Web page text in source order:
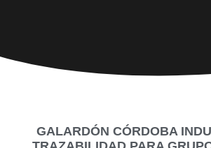
GALARDÓN CÓRDOBA